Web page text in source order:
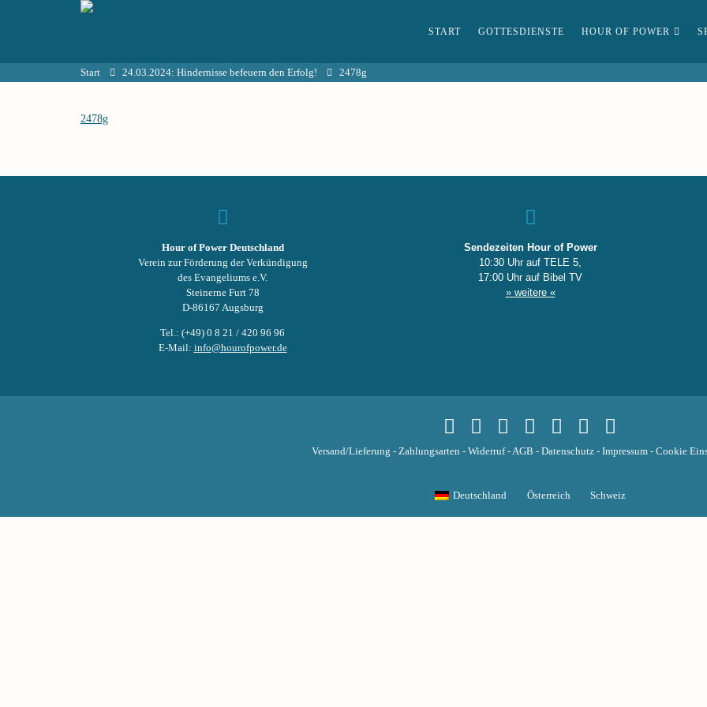
START GOTTESDIENSTE HOUR OF POWER
Start 24.03.2024: Hindernisse befeuern den Erfolg! 2478g
2478g
Hour of Power Deutschland
Verein zur Förderung der Verkündigung
des Evangeliums e.V.
Steinerne Furt 78
D-86167 Augsburg
Tel.: (+49) 0 8 21 / 420 96 96
E-Mail: info@hourofpower.de
Sendezeiten Hour of Power
10:30 Uhr auf TELE 5,
17:00 Uhr auf Bibel TV
» weitere «
Versand/Lieferung - Zahlungsarten - Widerruf-AGB - Datenschutz- Impressum- Cookie
Deutschland Österreich Schweiz